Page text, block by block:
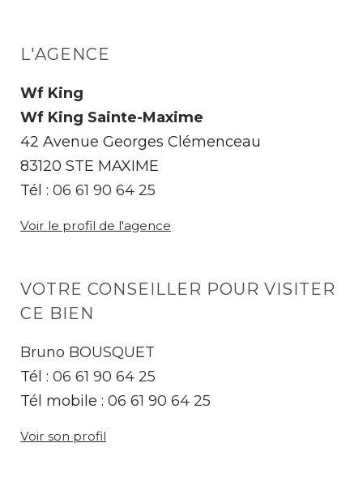
L'AGENCE
Wf King
Wf King Sainte-Maxime
42 Avenue Georges Clémenceau
83120 STE MAXIME
Tél : 06 61 90 64 25
Voir le profil de l'agence
VOTRE CONSEILLER POUR VISITER
CE BIEN
Bruno BOUSQUET
Tél : 06 61 90 64 25
Tél mobile : 06 61 90 64 25
Voir son profil